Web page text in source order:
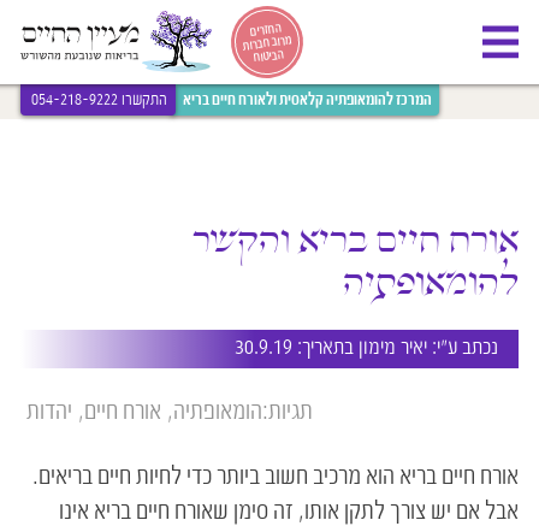
החזרים
מרוב חברות
הביטוח
המרכז להומאופתיה קלאסית ולאורח חיים בריא התקשרו 054-218-9222
אורח חיים בריא והקשר
להומאופתיה
נכתב ע״י: יאיר מימון בתאריך: 30.9.19
תגיות:הומאופתיה אורח חיים יהדות
אורח חיים בריא הוא מרכיב חשוב ביותר כדי לחיות חיים בריאים.
אבל אם יש צורך לתקן אותו, זה סימן שאורח חיים בריא אינו